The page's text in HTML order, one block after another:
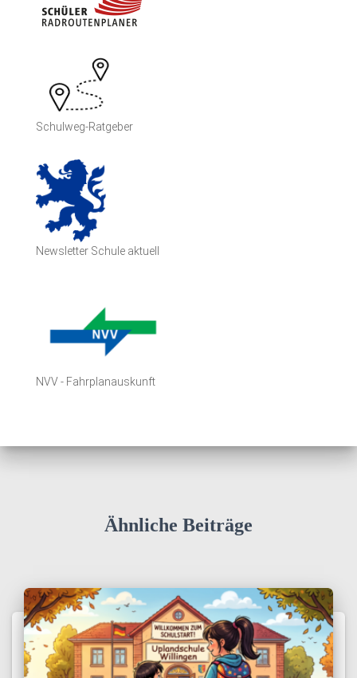
Schulweg-Ratgeber
Newsletter Schule aktuell
NVV - Fahrplanauskunft
Ähnliche Beiträge